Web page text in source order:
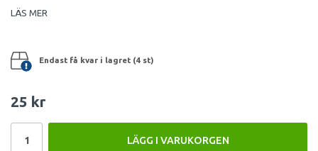
LÄS MER
Endast få kvar i lagret (4 st)
25 kr
LÄGG I VARUKORGEN